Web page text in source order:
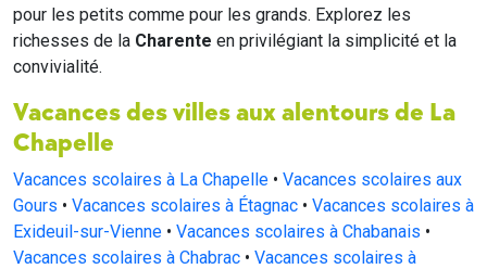
pour les petits comme pour les grands. Explorez les
richesses de la Charente en privilégiant la simplicité et la
convivialité.
Vacances des villes aux alentours de La
Chapelle
Vacances scolaires à La Chapelle • Vacances scolaires aux
Gours • Vacances scolaires à Étagnac • Vacances scolaires à
Exideuil-sur-Vienne • Vacances scolaires à Chabanais •
Vacances scolaires à Chabrac • Vacances scolaires à